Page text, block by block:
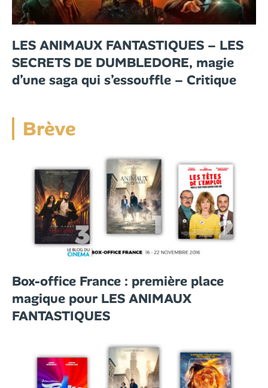
LES ANIMAUX FANTASTIQUES – LES
SECRETS DE DUMBLEDORE, magie
d’une saga qui s’essouffle – Critique
Brève
Box-office France : première place
magique pour LES ANIMAUX
FANTASTIQUES